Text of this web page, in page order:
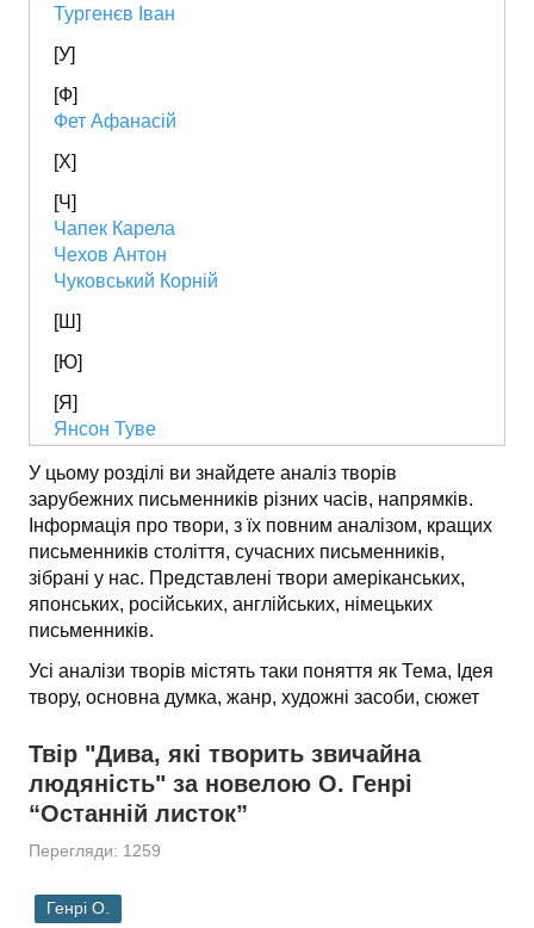
Тургенєв Іван
[У]
[Ф]
Фет Афанасій
[Х]
[Ч]
Чапек Карела
Чехов Антон
Чуковський Корній
[Ш]
[Ю]
[Я]
Янсон Туве
У цьому розділі ви знайдете аналіз творів
зарубежних письменників різних часів, напрямків.
Інформація про твори, з їх повним аналізом, кращих
письменників століття, сучасних письменників,
зібрані у нас. Представлені твори амеріканських,
японських, російських, англійських, німецьких
письменників.
Усі аналізи творів містять таки поняття як Тема, Ідея
твору, основна думка, жанр, художні засоби, сюжет
Твір "Дива, які творить звичайна
людяність" за новелою О. Генрі
“Останній листок”
Перегляди: 1259
Генрі О.